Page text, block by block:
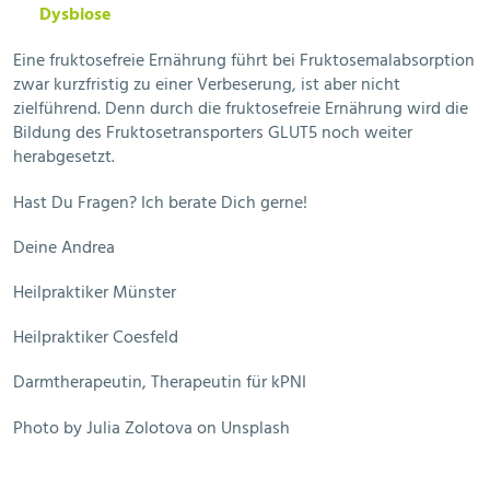
Dysbiose
Eine fruktosefreie Ernährung führt bei Fruktosemalabsorption
zwar kurzfristig zu einer Verbeserung, ist aber nicht
zielführend. Denn durch die fruktosefreie Ernährung wird die
Bildung des Fruktosetransporters GLUT5 noch weiter
herabgesetzt.
Hast Du Fragen? Ich berate Dich gerne!
Deine Andrea
Heilpraktiker Münster
Heilpraktiker Coesfeld
Darmtherapeutin, Therapeutin für kPNI
Photo by Julia Zolotova on Unsplash